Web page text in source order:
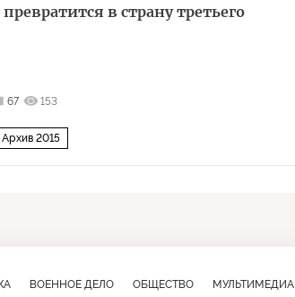
в страну третьего
67 153
Архив 2015
ВОЕННОЕ ДЕЛО ОБЩЕСТВО МУЛЬТИМЕДИА